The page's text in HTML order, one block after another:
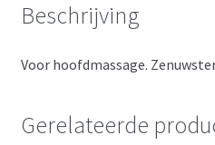
Beschrijving
Voor hoofdmassage.
Gerelateerde